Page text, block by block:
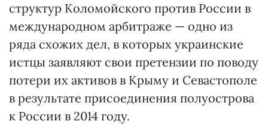
структур Коломойского против России в
международном арбитраже — одно из
ряда схожих дел, в которых украинские
истцы заявляют свои претензии по поводу
потери их активов в Крыму и Севастополе
в результате присоединения полуострова
к России в 2014 году.